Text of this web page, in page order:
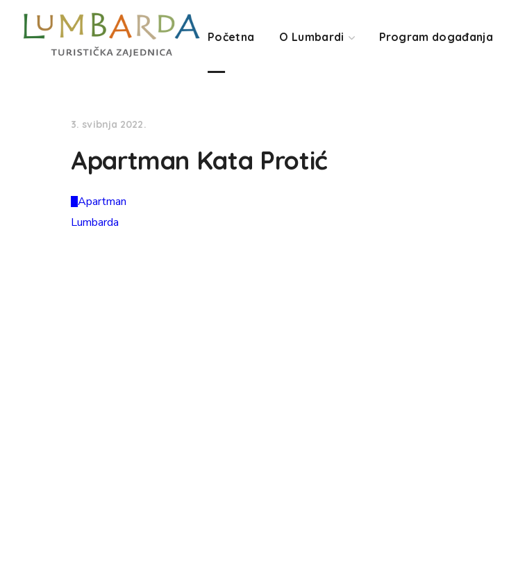
Početna O Lumbardi Program događanja
3. svibnja 2022.
Apartman Kata Protić
Apartman
Lumbarda